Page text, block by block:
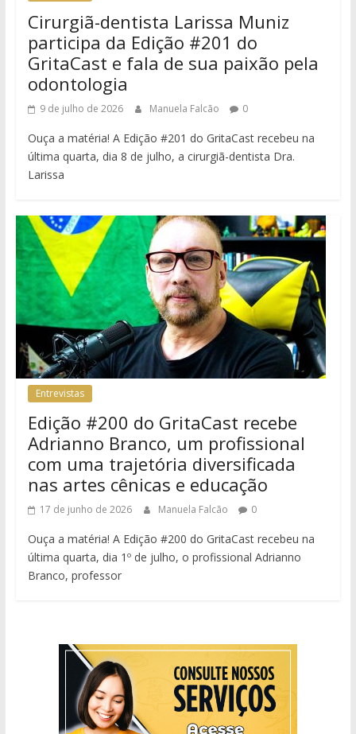
Cirurgiã-dentista Larissa Muniz
participa da Edição #201 do
GritaCast e fala de sua paixão pela
odontologia
9 de julho de 2026 Manuela Falcão 0
Ouça a matéria! A Edição #201 do GritaCast recebeu na
última quarta, dia 8 de julho, a cirurgiã-dentista Dra.
Larissa
Entrevistas
Edição #200 do GritaCast recebe
Adrianno Branco, um profissional
com uma trajetória diversificada
nas artes cênicas e educação
17 de junho de 2026 Manuela Falcão 0
Ouça a matéria! A Edição #200 do GritaCast recebeu na
última quarta, dia 1º de julho, o profissional Adrianno
Branco, professor